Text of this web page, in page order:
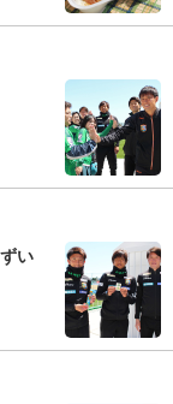
い